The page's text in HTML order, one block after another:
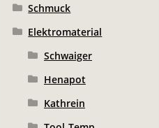
Schmuck
Elektromaterial
Schwaiger
Henapot
Kathrein